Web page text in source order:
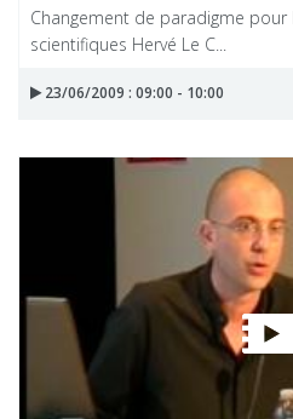
Changement de paradigme
scientifiques Hervé Le C...
23/06/2009 : 09:00 - 10:00